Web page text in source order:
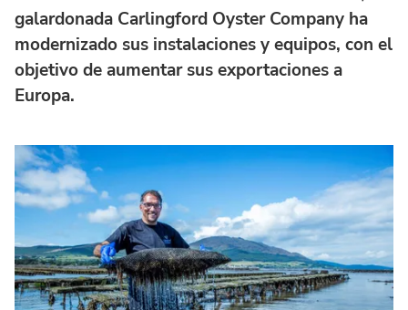
galardonada Carlingford Oyster Company ha
modernizado sus instalaciones y equipos, con el
objetivo de aumentar sus exportaciones a
Europa.